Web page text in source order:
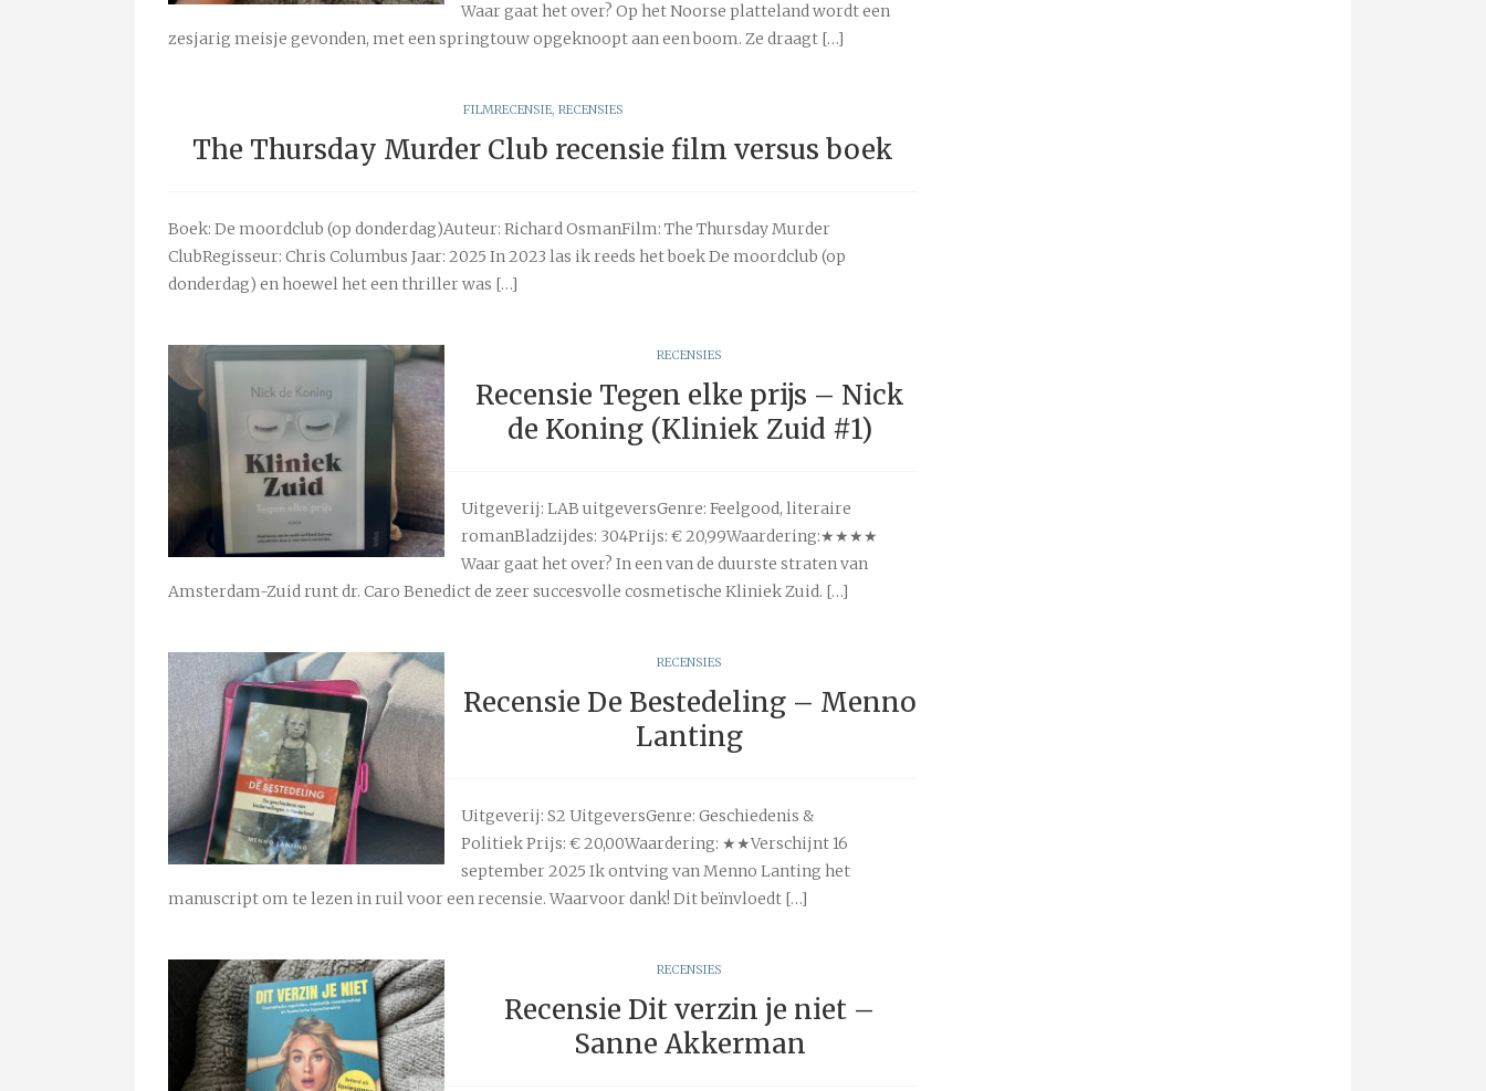
Waar gaat het over? Op het Noorse platteland wordt een
zesjarig meisje gevonden, met een springtouw opgeknoopt aan een boom. Ze draagt […]
FILMRECENSIE, RECENSIES
The Thursday Murder Club recensie film versus boek
Boek: De moordclub (op donderdag)Auteur: Richard OsmanFilm: The Thursday Murder
ClubRegisseur: Chris Columbus Jaar: 2025 In 2023 las ik reeds het boek De moordclub (op
donderdag) en hoewel het een thriller was […]
RECENSIES
Recensie Tegen elke prijs – Nick
de Koning (Kliniek Zuid #1)
Uitgeverij: LAB uitgeversGenre: Feelgood, literaire
romanBladzijdes: 304Prijs: € 20,99Waardering:★★★★
Waar gaat het over? In een van de duurste straten van
Amsterdam-Zuid runt dr. Caro Benedict de zeer succesvolle cosmetische Kliniek Zuid. […]
RECENSIES
Recensie De Bestedeling – Menno
Lanting
Uitgeverij: S2 UitgeversGenre: Geschiedenis &
Politiek Prijs: € 20,00Waardering: ★★Verschijnt 16
september 2025 Ik ontving van Menno Lanting het
manuscript om te lezen in ruil voor een recensie. Waarvoor dank! Dit beïnvloedt […]
RECENSIES
Recensie Dit verzin je niet –
Sanne Akkerman